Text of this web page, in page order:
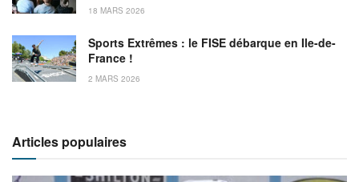
18 MARS 2026
Sports Extrêmes : le FISE débarque en Ile-de-
France !
2 MARS 2026
Articles populaires